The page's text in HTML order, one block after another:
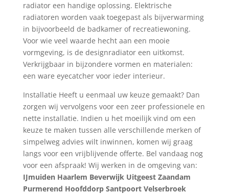
radiator een handige oplossing. Elektrische
radiatoren worden vaak toegepast als bijverwarming
in bijvoorbeeld de badkamer of recreatiewoning.
Voor wie veel waarde hecht aan een mooie
vormgeving, is de designradiator een uitkomst.
Verkrijgbaar in bijzondere vormen en materialen:
een ware eyecatcher voor ieder interieur.
Installatie Heeft u eenmaal uw keuze gemaakt? Dan
zorgen wij vervolgens voor een zeer professionele en
nette installatie. Indien u het moeilijk vind om een
keuze te maken tussen alle verschillende merken of
simpelweg advies wilt inwinnen, komen wij graag
langs voor een vrijblijvende offerte. Bel vandaag nog
voor een afspraak! Wij werken in de omgeving van:
IJmuiden Haarlem Beverwijk Uitgeest Zaandam
Purmerend Hoofddorp Santpoort Velserbroek